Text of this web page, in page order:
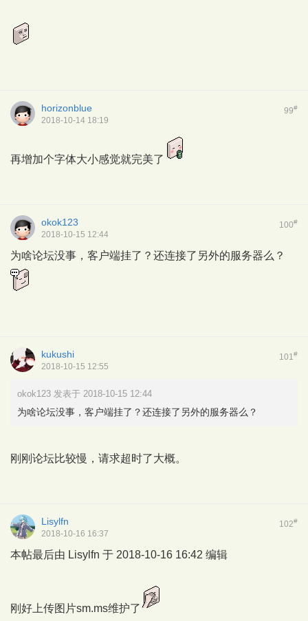
99#
horizonblue
2018-10-14 18:19
再增加个字体大小感觉就完美了
100#
okok123
2018-10-15 12:44
为啥论坛没事，客户端挂了？还连接了另外的服务器么？
101#
kukushi
2018-10-15 12:55
okok123 发表于 2018-10-15 12:44
为啥论坛没事，客户端挂了？还连接了另外的服务器么？
刚刚论坛比较慢，请求超时了大概。
102#
Lisylfn
2018-10-16 16:37
本帖最后由 Lisylfn 于 2018-10-16 16:42 编辑
刚好上传图片sm.ms维护了